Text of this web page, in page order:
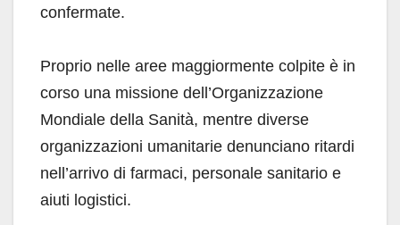
confermate.
Proprio nelle aree maggiormente colpite è in
corso una missione dell’Organizzazione
Mondiale della Sanità, mentre diverse
organizzazioni umanitarie denunciano ritardi
nell’arrivo di farmaci, personale sanitario e
aiuti logistici.